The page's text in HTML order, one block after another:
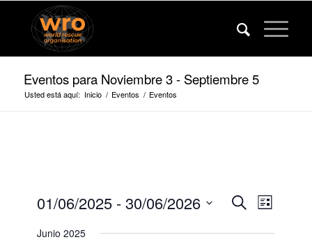
Eventos para Noviembre 3 - Septiembre 5
Usted está aquí: Inicio / Eventos / Eventos
Eventos
BuscarEvento
Vistas
de
Lista
01/06/2025 - 30/06/2026
de
Junio 2025